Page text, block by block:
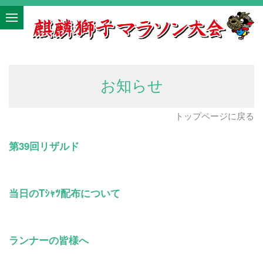
お知らせ
トップページに戻る
第39回リザルド
当日のTｼｬﾂ配布について
ランナーの皆様へ